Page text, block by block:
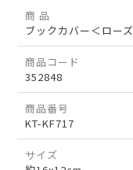
商 品
ブックカバー＜ロー
商品コード
352848
商品番号
KT-KF717
サイズ